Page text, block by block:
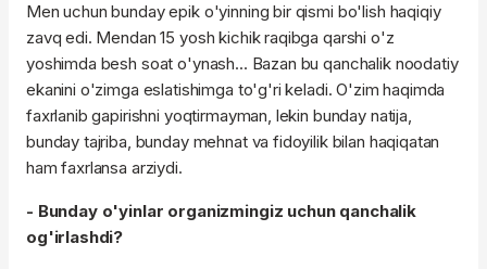
Men uchun bunday epik o'yinning bir qismi bo'lish haqiqiy
zavq edi. Mendan 15 yosh kichik raqibga qarshi o'z
yoshimda besh soat o'ynash... Bazan bu qanchalik noodatiy
ekanini o'zimga eslatishimga to'g'ri keladi. O'zim haqimda
faxrlanib gapirishni yoqtirmayman, lekin bunday natija,
bunday tajriba, bunday mehnat va fidoyilik bilan haqiqatan
ham faxrlansa arziydi.
- Bunday o'yinlar organizmingiz uchun qanchalik
og'irlashdi?